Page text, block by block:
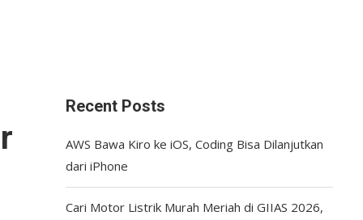
Recent Posts
AWS Bawa Kiro ke iOS, Coding Bisa Dilanjutkan
dari iPhone
Cari Motor Listrik Murah Meriah di GIIAS 2026,